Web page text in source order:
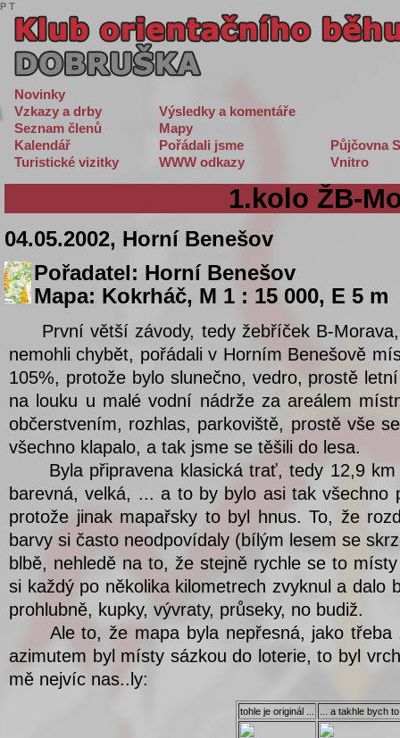
Novinky
Vzkazy a drby
Výsledky a komentáře
Seznam členů
Mapy
Kalendář
Pořádali jsme
Půjčovna
Turistické vizitky
WWW odkazy Vnitro
P T